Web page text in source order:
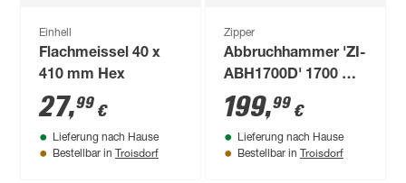
Einhell
Flachmeissel 40 x
410 mm Hex
27,99 €
Lieferung nach Hause
Bestellbar in Troisdorf
Zipper
Abbruchhammer 'ZI-
ABH1700D' 1700 W
inklusive Meißel und
Koffer
199,99 €
Lieferung nach Hause
Bestellbar in Troisdorf